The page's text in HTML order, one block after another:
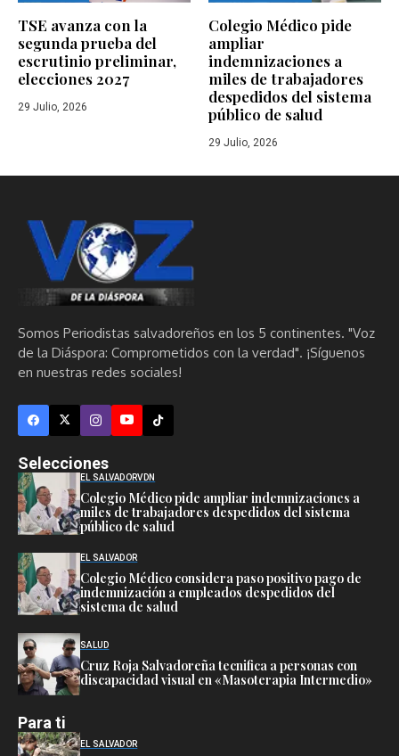
TSE avanza con la
segunda prueba del
escrutinio preliminar,
elecciones 2027
29 Julio, 2026
Colegio Médico pide
ampliar
indemnizaciones a
miles de trabajadores
despedidos del sistema
público de salud
29 Julio, 2026
Somos Periodistas salvadoreños en los 5 continentes. "Voz
de la Diáspora: Comprometidos con la verdad". ¡Síguenos
en nuestras redes sociales!
Selecciones
EL SALVADORVDN
Colegio Médico pide ampliar indemnizaciones a
miles de trabajadores despedidos del sistema
público de salud
EL SALVADOR
Colegio Médico considera paso positivo pago de
indemnización a empleados despedidos del
sistema de salud
SALUD
Cruz Roja Salvadoreña tecnifica a personas con
discapacidad visual en «Masoterapia Intermedio»
Para ti
EL SALVADOR